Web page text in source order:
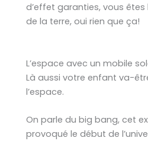
d’effet garanties, vous
de la terre, oui rien que ça!
L’espace avec un mobile
Là aussi votre enfant va-
l’espace.
On parle du big bang, cet
provoqué le début de